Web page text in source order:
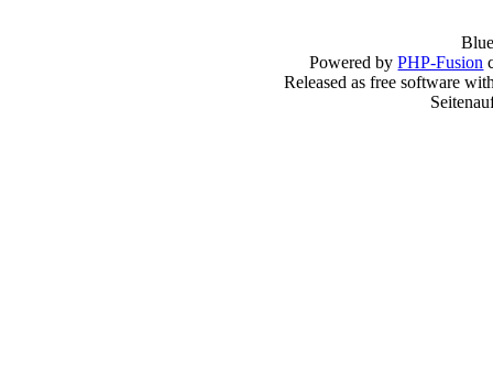
Powered byPHP-Fusion
Released as free software